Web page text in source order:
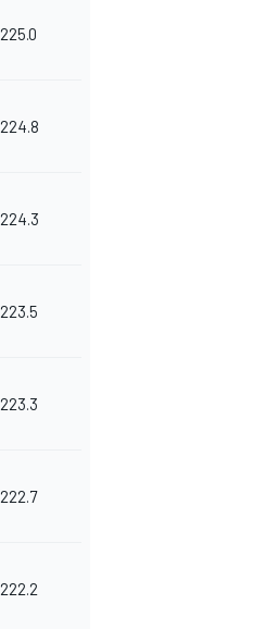
225.0
224.8
224.3
223.5
223.3
222.7
222.2